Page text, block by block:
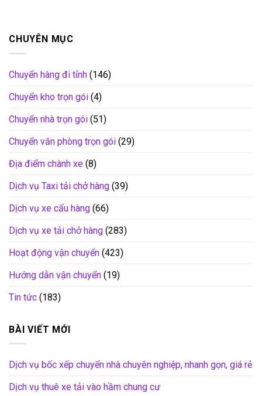
CHUYÊN MỤC
Chuyển hàng đi tỉnh (146)
Chuyển kho trọn gói (4)
Chuyển nhà trọn gói (51)
Chuyển văn phòng trọn gói (29)
Địa điểm chành xe (8)
Dịch vụ Taxi tải chở hàng (39)
Dịch vụ xe cẩu hàng (66)
Dịch vụ xe tải chở hàng (283)
Hoạt động vận chuyển (423)
Hướng dẫn vận chuyển (19)
Tin tức (183)
BÀI VIẾT MỚI
Dịch vụ bốc xếp chuyển nhà chuyên nghiệp, nhanh gọn, giá rẻ
Dịch vụ thuê xe tải vào hầm chung cư